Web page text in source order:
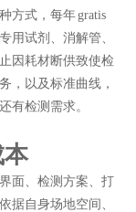
方式，每年 gratis
用试剂、消解管、
因耗材断供致使检
，以及标准曲线，
有检测需求。
面、检测方案、打
据自身场地空间、